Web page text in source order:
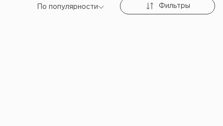
По популярности Фильтры